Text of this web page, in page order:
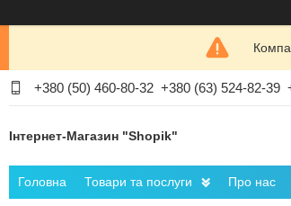
+380 (50) 460-80-32 +380 (63) 524-82-39
Інтернет-Магазин "Shopik"
Головна Товари та послуги Про нас